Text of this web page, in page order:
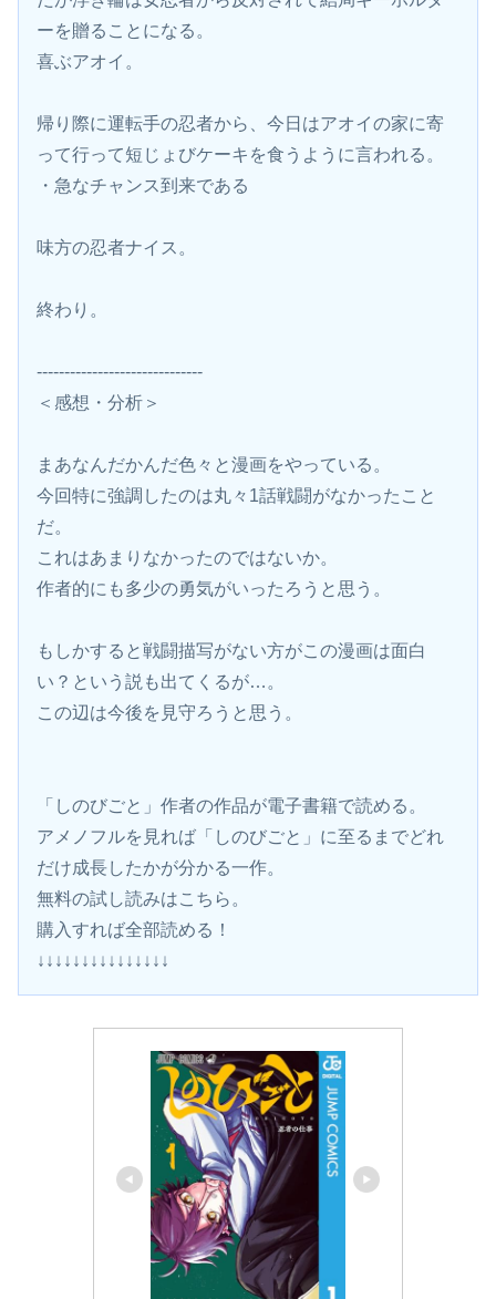
ーを贈ることになる。
喜ぶアオイ。
帰り際に運転手の忍者から、今日はアオイの家に寄
って行って短じょびケーキを食うように言われる。
・急なチャンス到来である
味方の忍者ナイス。
終わり。
------------------------------
＜感想・分析＞
まあなんだかんだ色々と漫画をやっている。
今回特に強調したのは丸々1話戦闘がなかったこと
だ。
これはあまりなかったのではないか。
作者的にも多少の勇気がいったろうと思う。
もしかすると戦闘描写がない方がこの漫画は面白
い？という説も出てくるが…。
この辺は今後を見守ろうと思う。
「しのびごと」作者の作品が電子書籍で読める。
アメノフルを見れば「しのびごと」に至るまでどれ
だけ成長したかが分かる一作。
無料の試し読みはこちら。
購入すれば全部読める！
↓↓↓↓↓↓↓↓↓↓↓↓↓↓↓